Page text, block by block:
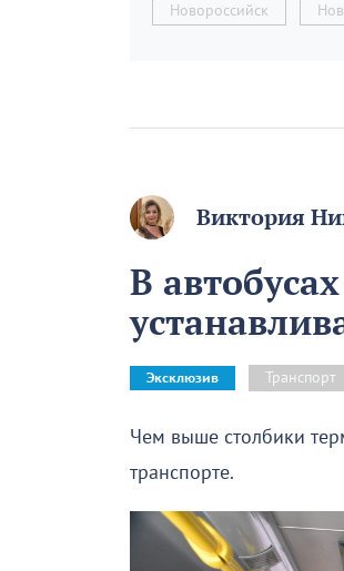
Новороссийск
Виктория
В
Эксклюзив Транспорт
Чем выше столбики
транспорте.